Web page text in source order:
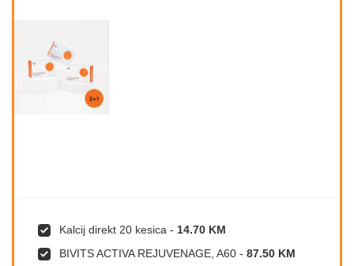
Kalcij direkt 20 kesica - 14.70 KM
BIVITS ACTIVA REJUVENAGE, A60 - 87.50 KM